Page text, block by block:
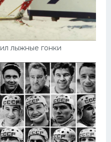
лыжные гонки